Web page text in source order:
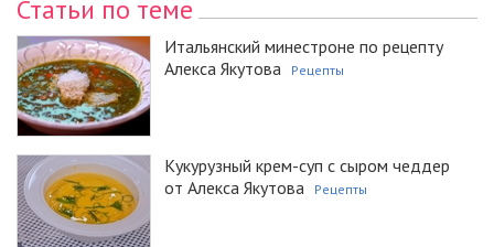
Статьи по теме
Итальянский минестроне по рецепту
Алекса Якутова
Рецепты
Кукурузный крем-суп с сыром чеддер
от Алекса Якутова
Рецепты